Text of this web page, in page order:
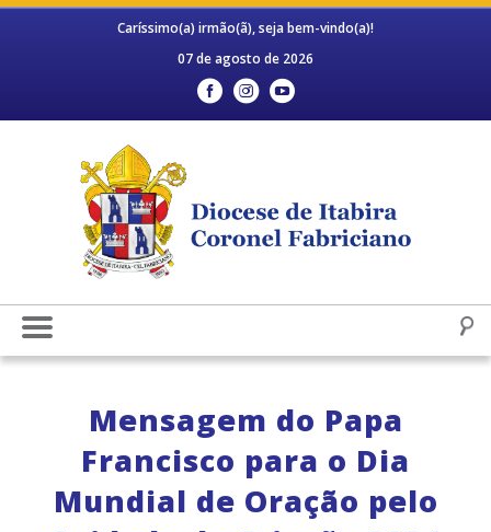
Caríssimo(a) irmão(ã), seja bem-vindo(a)!
07 de agosto de 2026
Mensagem do Papa
Francisco para o Dia
Mundial de Oração pelo